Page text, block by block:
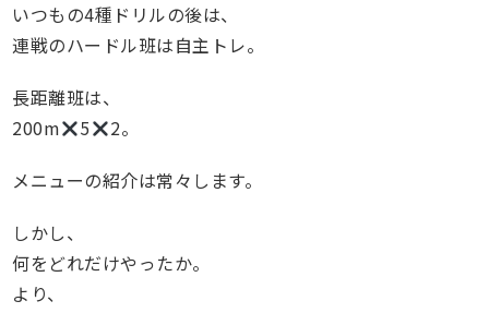
いつもの4種ドリルの後は、
連戦のハードル班は自主トレ。
長距離班は、
200m
5
2。
メニューの紹介は常々します。
しかし、
何をどれだけやったか。
より、